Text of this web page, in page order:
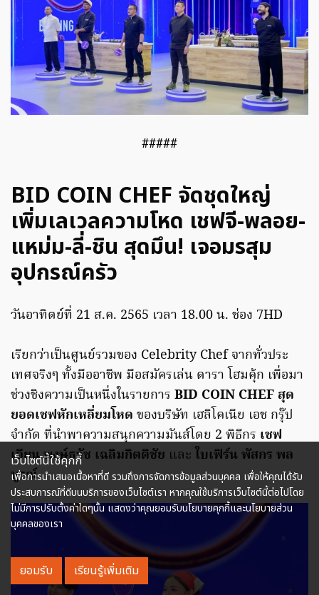
#####
BID COIN CHEF จัดชุดใหญ่
เพิ่มเลเวลความโหด เชฟจี-พลอย-
แหม่ม-ลี่-ชิน สุดมึน! เจอมรสุม
อุปกรณ์ครัว
วันอาทิตย์ที่ 21 ส.ค. 2565 เวลา 18.00 น. ช่อง 7HD
เรียกว่าเป็นศูนย์รวมของ Celebrity Chef จากทั่วประ
เทศจริงๆ ทั้งมืออาชีพ มือสมัครเล่น ดารา โฮมคุ้ก เพื่อมา
ช่วงชิงความเป็นหนึ่งในรายการ BID COIN CHEF สุด
ยอดเชฟหักเหลี่ยมโหด ของบริษัท เฮลิโคเนีย เอช กรุ๊ป
จำกัด ที่นำพาความสนุกความมันส์โดย 2 พิธีกร เชฟ
เอียน พงษ์ธวัช เฉลิมกิตติชัย และ ใบเฟิร์น พัสกร พล
บูรณ์
เว็บไซต์นี้ใช้คุกกี้
เพื่อการนำเสนอเนื้อหาที่ดี รวมถึงการจัดการข้อมูลส่วนบุคคล เพื่อให้คุณได้รับ
ประสบการณ์ที่ดีบนบริการของเว็บไซต์เรา หากคุณใช้บริการเว็บไซต์นี้ต่อไปโดย
ไม่มีการปรับตั้งค่าใดๆนั้น แสดงว่าคุณยอมรับนโยบายคุกกี้และนโยบายส่วน
บุคคลของเรา
ยอมรับ เรียนรู้เพิ่มเติม